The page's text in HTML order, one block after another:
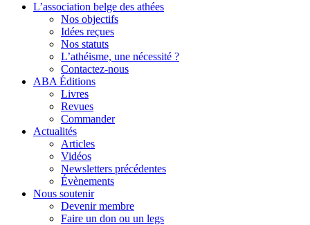
L’association belge des athées
Nos objectifs
Idées reçues
Nos statuts
L’athéisme, une nécessité ?
Contactez-nous
ABA Éditions
Livres
Revues
Commander
Actualités
Articles
Vidéos
Newsletters précédentes
Évènements
Nous soutenir
Devenir membre
Faire un don ou un legs